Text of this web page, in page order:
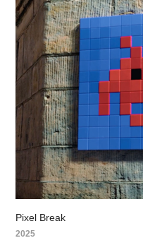
Pixel Break
2025